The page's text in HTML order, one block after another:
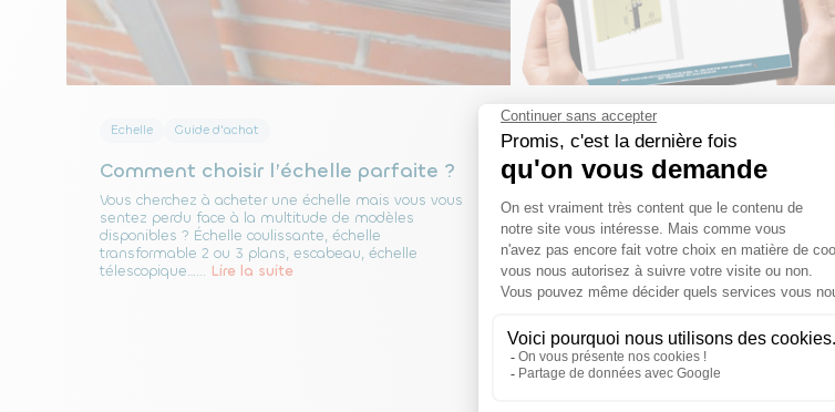
Echelle Guide d'achat
Comment choisir l’échelle parfaite ?
Vous cherchez à acheter une échelle mais vous vous
sentez perdu face à la multitude de modèles
disponibles ? Échelle coulissante, échelle
transformable 2 ou 3 plans, escabeau, échelle
télescopique…... Lire la suite
Echelle Echelle à crinoline Guide
Choisir une échelle à
comment choisir votre
L’échelle à crinoline représente une
indispensable pour sécuriser les accès
dans les environnements industriels,
techniques et les installations
interventions régulières. Cet